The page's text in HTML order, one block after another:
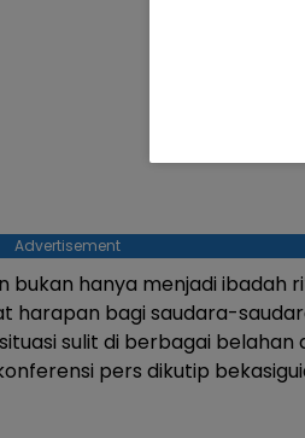
Advertisement
bukan hanya menjadi ibadah
harapan bagi saudara-
sulit di berbagai belahan
pers dikutip